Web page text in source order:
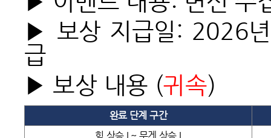
▶ 보상 지급일: 2026
급
▶ 보상 내용 (귀속)
완료 단계 구간
힘 상승 I ~ 무게 상승 I